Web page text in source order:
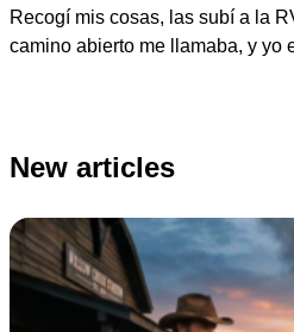
Recogí mis cosas, las subí a la
camino abierto me llamaba, y yo
New articles